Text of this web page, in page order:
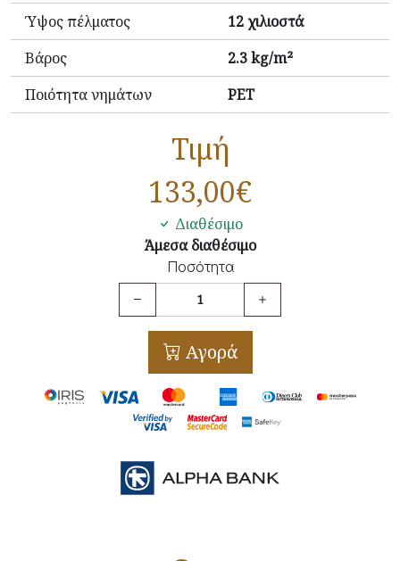
Ύψος πέλματος
12 χιλιοστά
Βάρος
2.3 kg/m²
Ποιότητα νημάτων
PET
Τιμή
133,00€
Διαθέσιμο
Άμεσα διαθέσιμο
Ποσότητα
Αγορά